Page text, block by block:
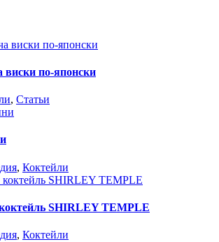
виски по-японски
, Статьи
, Коктейли
SHIRLEY TEMPLE
, Коктейли